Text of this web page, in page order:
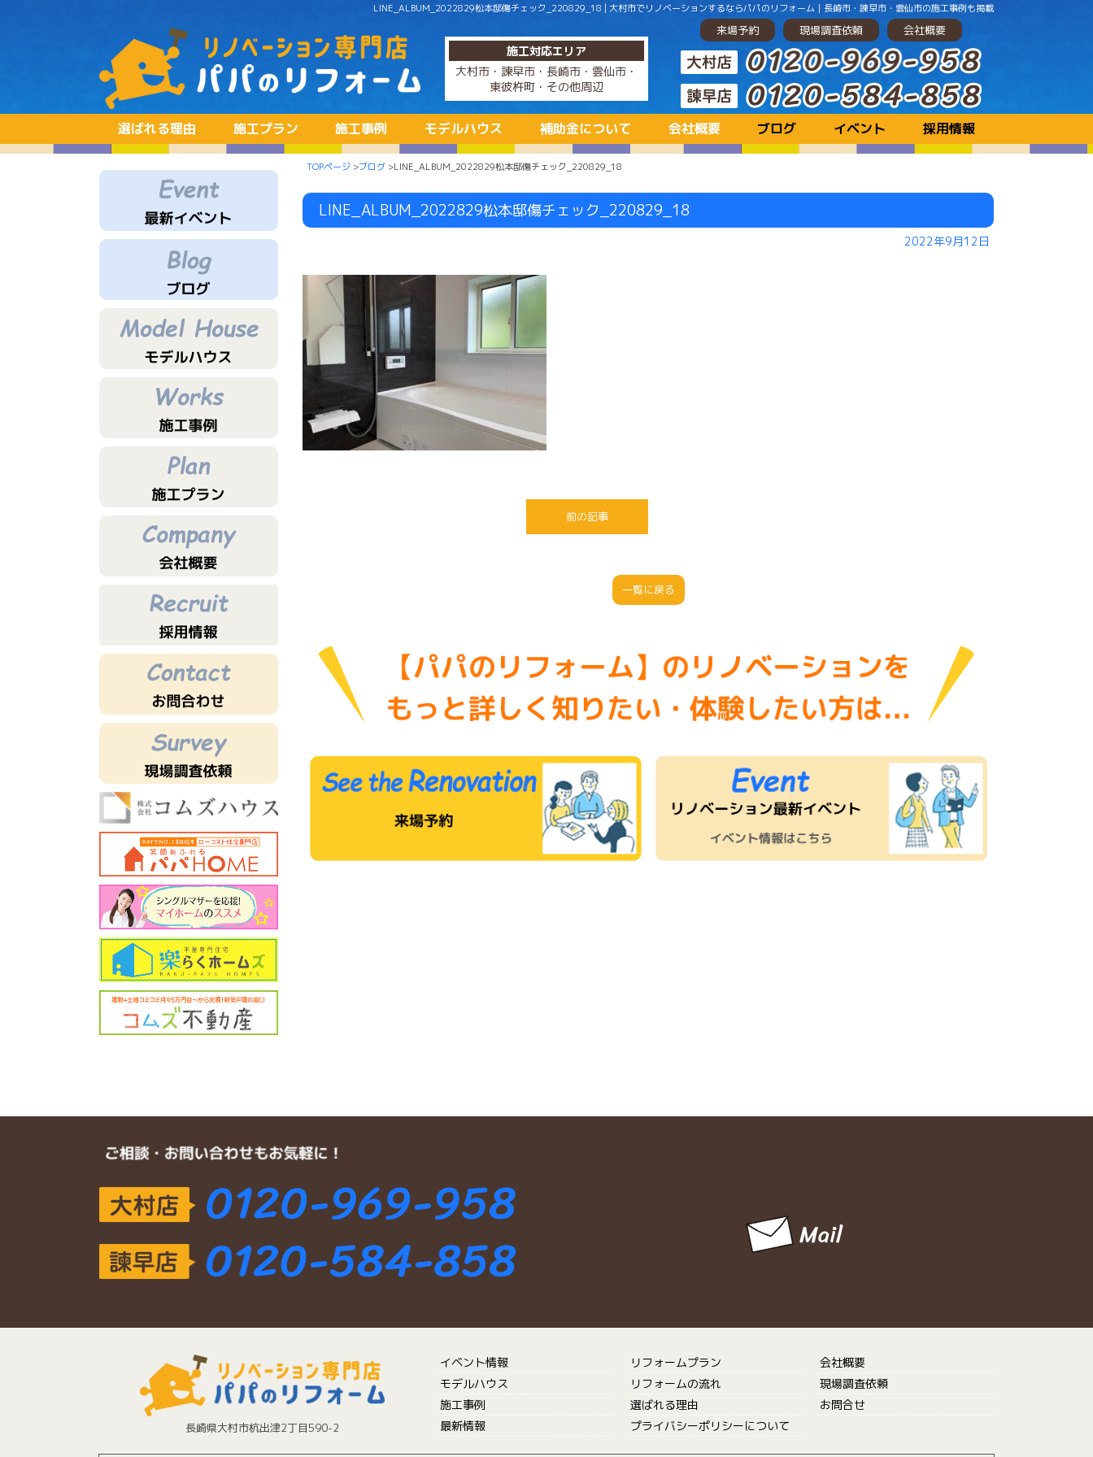
LINE_ALBUM_2022829松本邸傷チェック_220829_18 | 大村市でリノベーションするならパパのリフォーム｜長崎市・諫早市・雲仙市の施工事例も掲載
施工対応エリア
大村市・諫早市・長崎市・雲仙市・
東彼杵町・その他周辺
来場予約 現場調査依頼 会社概要
選ばれる理由 施工プラン 施工事例 モデルハウス 補助金について 会社概要 ブログ イベント 採用情報
TOPページ >ブログ >LINE_ALBUM_2022829松本邸傷チェック_220829_18
LINE_ALBUM_2022829松本邸傷チェック_220829_18
2022年9月12日
前の記事
一覧に戻る
長崎県大村市杭出津2丁目590-2
イベント情報
モデルハウス
施工事例
最新情報
リフォームプラン
リフォームの流れ
選ばれる理由
プライバシーポリシーについて
会社概要
現場調査依頼
お問合せ